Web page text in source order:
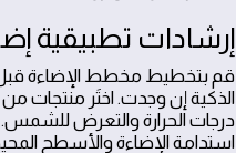
إرشادات تطبيقية
قم بتخطيط مخطط الإضاءة قبل
الذكية إن وجدت. اختَر منتجات
درجات الحرارة والتعرض
استدامة الإضاءة والأسطح